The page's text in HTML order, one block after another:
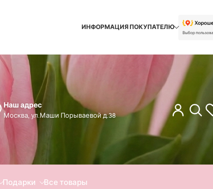
ИНФОРМАЦИЯ ПОКУПАТЕЛЮ
Наш адрес
Москва, ул.Маши Порываевой д.38
Подарки Все товары